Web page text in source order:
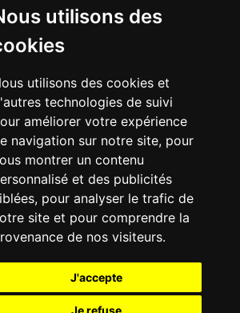
utilisons des
utilisons des cookies et
technologies de suivi
améliorer votre expérience
navigation sur notre site, pour
montrer un contenu
et des publicités
pour analyser le trafic de
site et pour comprendre la
de nos visiteurs.
J'accepte
Je refuse
des10caractères chinoisles plus utilisés
individuels
exister en chinois
fausse ou manquante
)
feedback et critique constructive seront